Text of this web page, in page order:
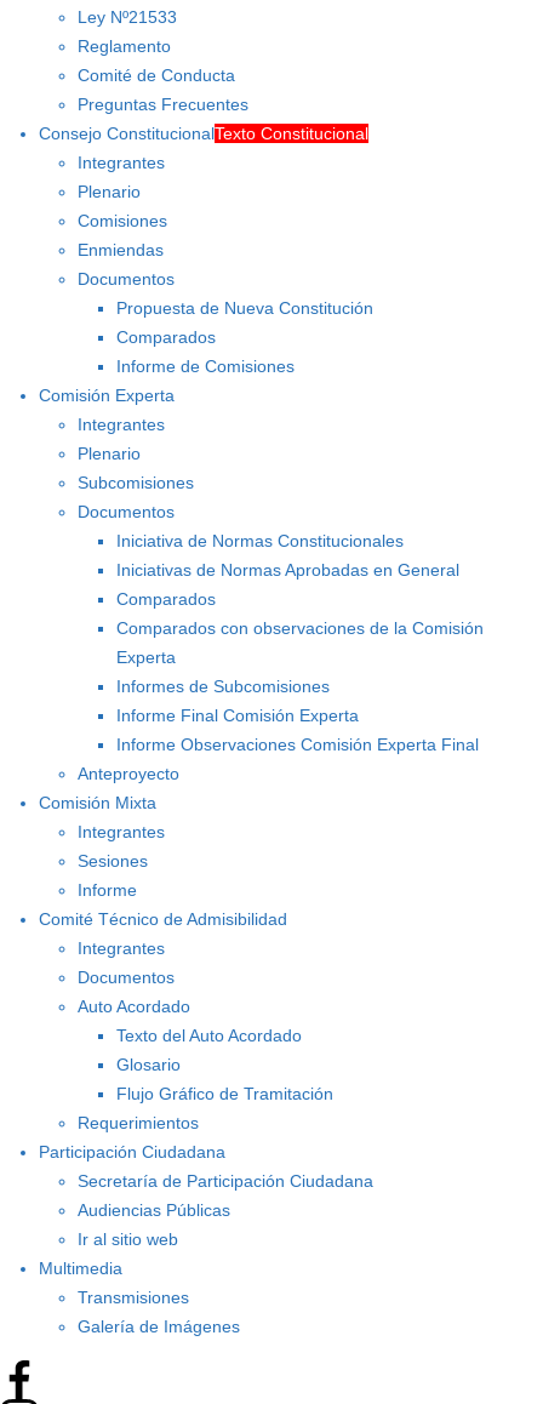
Ley Nº21533
Reglamento
Comité de Conducta
Preguntas Frecuentes
Consejo ConstitucionalTexto Constitucional
Integrantes
Plenario
Comisiones
Enmiendas
Documentos
Propuesta de Nueva Constitución
Comparados
Informe de Comisiones
Comisión Experta
Integrantes
Plenario
Subcomisiones
Documentos
Iniciativa de Normas Constitucionales
Iniciativas de Normas Aprobadas en General
Comparados
Comparados con observaciones de la Comisión
Experta
Informes de Subcomisiones
Informe Final Comisión Experta
Informe Observaciones Comisión Experta Final
Anteproyecto
Comisión Mixta
Integrantes
Sesiones
Informe
Comité Técnico de Admisibilidad
Integrantes
Documentos
Auto Acordado
Texto del Auto Acordado
Glosario
Flujo Gráfico de Tramitación
Requerimientos
Participación Ciudadana
Secretaría de Participación Ciudadana
Audiencias Públicas
Ir al sitio web
Multimedia
Transmisiones
Galería de Imágenes